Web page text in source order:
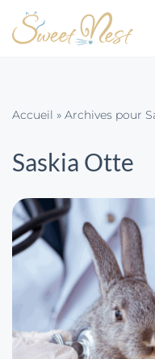
Aller
Accueil » Archives pour
Saskia Otte